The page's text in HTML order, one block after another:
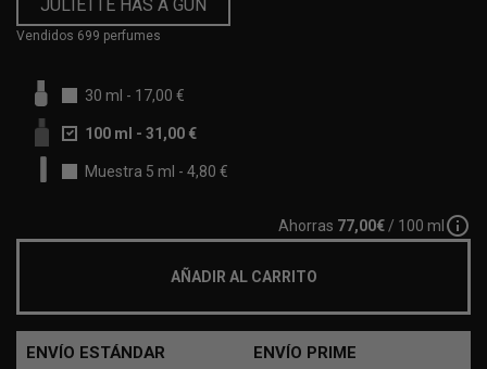
JULIETTE HAS A GUN
Vendidos 699 perfumes
30 ml - 17,00 €
100 ml - 31,00 €
Muestra 5 ml - 4,80 €
Ahorras 77,00€ / 100 mlinfo_outline
AÑADIR AL CARRITO
ENVÍO ESTÁNDAR ENVÍO PRIME